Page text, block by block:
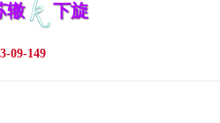
辙 下旋
09-149